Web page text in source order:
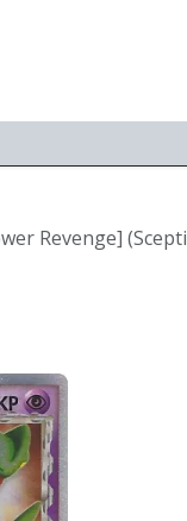
Revenge]